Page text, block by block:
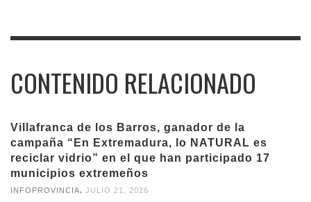
CONTENIDO RELACIONADO
Villafranca de los Barros, ganador de la
campaña “En Extremadura, lo NATURAL es
reciclar vidrio” en el que han participado 17
municipios extremeños
INFOPROVINCIA JULIO 21, 2026